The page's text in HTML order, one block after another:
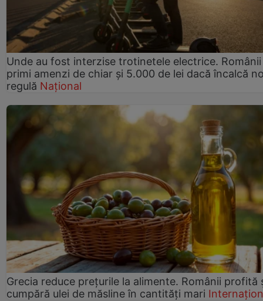
Unde au fost interzise trotinetele electrice.
primi amenzi de chiar și 5.000 de lei dacă încalcă
regulă Național
Grecia reduce prețurile la alimente. Românii profită
cumpără ulei de măsline în cantități mari